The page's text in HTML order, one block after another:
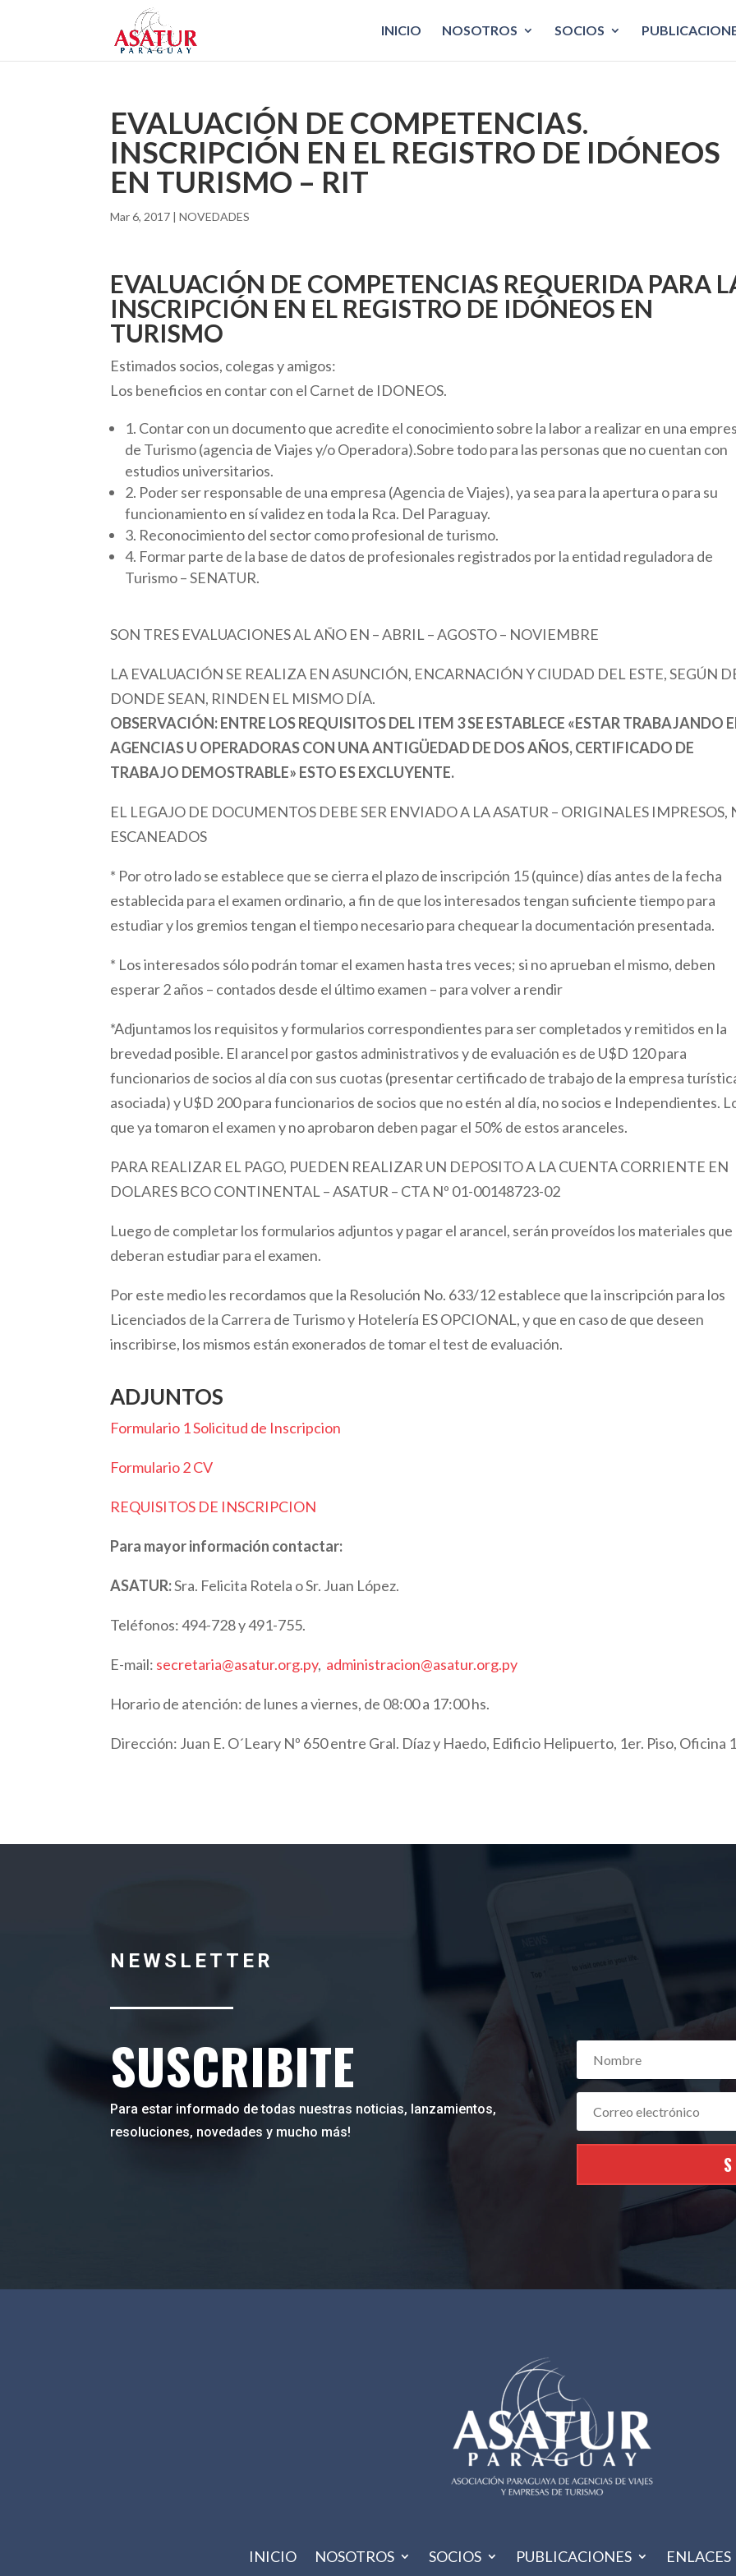
INICIO NOSOTROS SOCIOS
EVALUACIÓN DE COMPETENCIAS.
INSCRIPCIÓN EN EL REGISTRO DE IDÓNEOS
EN TURISMO – RIT
Mar 6, 2017 |NOVEDADES
EVALUACIÓN DE COMPETENCIAS REQUERIDA PARA
INSCRIPCIÓN EN EL REGISTRO DE IDÓNEOS EN
TURISMO
Estimados socios, colegas y amigos:
Los beneficios en contar con el Carnet de IDONEOS.
1. Contar con un documento que acredite el conocimiento sobre la labor a realizar en una
de Turismo (agencia de Viajes y/o Operadora).Sobre todo para las personas que no cuentan con
estudios universitarios.
2. Poder ser responsable de una empresa (Agencia de Viajes), ya sea para la apertura o para su
funcionamiento en sí validez en toda la Rca. Del Paraguay.
3. Reconocimiento del sector como profesional de turismo.
4. Formar parte de la base de datos de profesionales registrados por la entidad reguladora de
Turismo – SENATUR.
SON TRES EVALUACIONES AL AÑO EN – ABRIL – AGOSTO – NOVIEMBRE
LA EVALUACIÓN SE REALIZA EN ASUNCIÓN, ENCARNACIÓN Y CIUDAD DEL ESTE, SEGÚN
DONDE SEAN, RINDEN EL MISMO DÍA.
OBSERVACIÓN: ENTRE LOS REQUISITOS DEL ITEM 3 SE ESTABLECE «ESTAR TRABAJANDO
AGENCIAS U OPERADORAS CON UNA ANTIGÜEDAD DE DOS AÑOS, CERTIFICADO DE
TRABAJO DEMOSTRABLE» ESTO ES EXCLUYENTE.
EL LEGAJO DE DOCUMENTOS DEBE SER ENVIADO A LA ASATUR – ORIGINALES IMPRESOS,
ESCANEADOS
* Por otro lado se establece que se cierra el plazo de inscripción 15 (quince) días antes de la fecha
establecida para el examen ordinario, a fin de que los interesados tengan suficiente tiempo para
estudiar y los gremios tengan el tiempo necesario para chequear la documentación presentada.
* Los interesados sólo podrán tomar el examen hasta tres veces; si no aprueban el mismo, deben
esperar 2 años – contados desde el último examen – para volver a rendir
*Adjuntamos los requisitos y formularios correspondientes para ser completados y remitidos en la
brevedad posible. El arancel por gastos administrativos y de evaluación es de U$D 120 para
funcionarios de socios al día con sus cuotas (presentar certificado de trabajo de la empresa
asociada) y U$D 200 para funcionarios de socios que no estén al día, no socios e Independientes.
que ya tomaron el examen y no aprobaron deben pagar el 50% de estos aranceles.
PARA REALIZAR EL PAGO, PUEDEN REALIZAR UN DEPOSITO A LA CUENTA CORRIENTE EN
DOLARES BCO CONTINENTAL – ASATUR – CTA Nº 01-00148723-02
Luego de completar los formularios adjuntos y pagar el arancel, serán proveídos los materiales que
deberan estudiar para el examen.
Por este medio les recordamos que la Resolución No. 633/12 establece que la inscripción para los
Licenciados de la Carrera de Turismo y Hotelería ES OPCIONAL, y que en caso de que deseen
inscribirse, los mismos están exonerados de tomar el test de evaluación.
ADJUNTOS
Formulario 1 Solicitud de Inscripcion
Formulario 2 CV
REQUISITOS DE INSCRIPCION
Para mayor información contactar:
ASATUR:Sra. Felicita Rotela o Sr. Juan López.
Teléfonos: 494-728 y 491-755.
E-mail: secretaria@asatur.org.py, administracion@asatur.org.py
Horario de atención: de lunes a viernes, de 08:00 a 17:00 hs.
Dirección: Juan E. O´Leary Nº 650 entre Gral. Díaz y Haedo, Edificio Helipuerto, 1er. Piso, Oficina
NEWSLETTER
SUSCRIBITE
Para estar informado de todas nuestras noticias, lanzamientos,
resoluciones, novedades y mucho más!
INICIO NOSOTROS SOCIOS PUBLICACIONES ENLACES